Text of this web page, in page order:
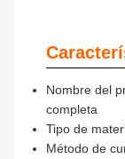
Nombre del
completa
Tipo de
Método de